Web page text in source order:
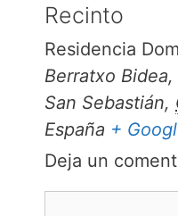
Recinto
Residencia
Berratxo Bidea,
San Sebastián,
España +
Deja un